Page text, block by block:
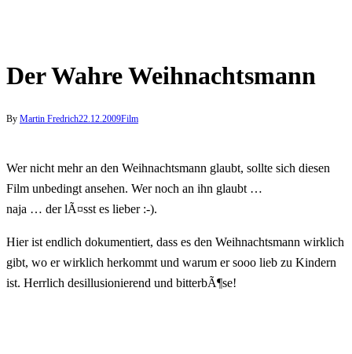
Der Wahre Weihnachtsmann
By Martin Fredrich22.12.2009Film
Wer nicht mehr an den Weihnachtsmann glaubt, sollte sich diesen
Film unbedingt ansehen. Wer noch an ihn glaubt …
naja … der lÃ¤sst es lieber :-).
Hier ist endlich dokumentiert, dass es den Weihnachtsmann wirklich
gibt, wo er wirklich herkommt und warum er sooo lieb zu Kindern
ist. Herrlich desillusionierend und bitterbÃ¶se!